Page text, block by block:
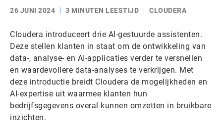
26 JUNI 2024 3 MINUTEN LEESTIJD CLOUDERA
Cloudera introduceert drie AI-gestuurde assistenten.
Deze stellen klanten in staat om de ontwikkeling van
data-, analyse- en AI-applicaties verder te versnellen
en waardevollere data-analyses te verkrijgen. Met
deze introductie breidt Cloudera de mogelijkheden en
AI-expertise uit waarmee klanten hun
bedrijfsgegevens overal kunnen omzetten in bruikbare
inzichten.